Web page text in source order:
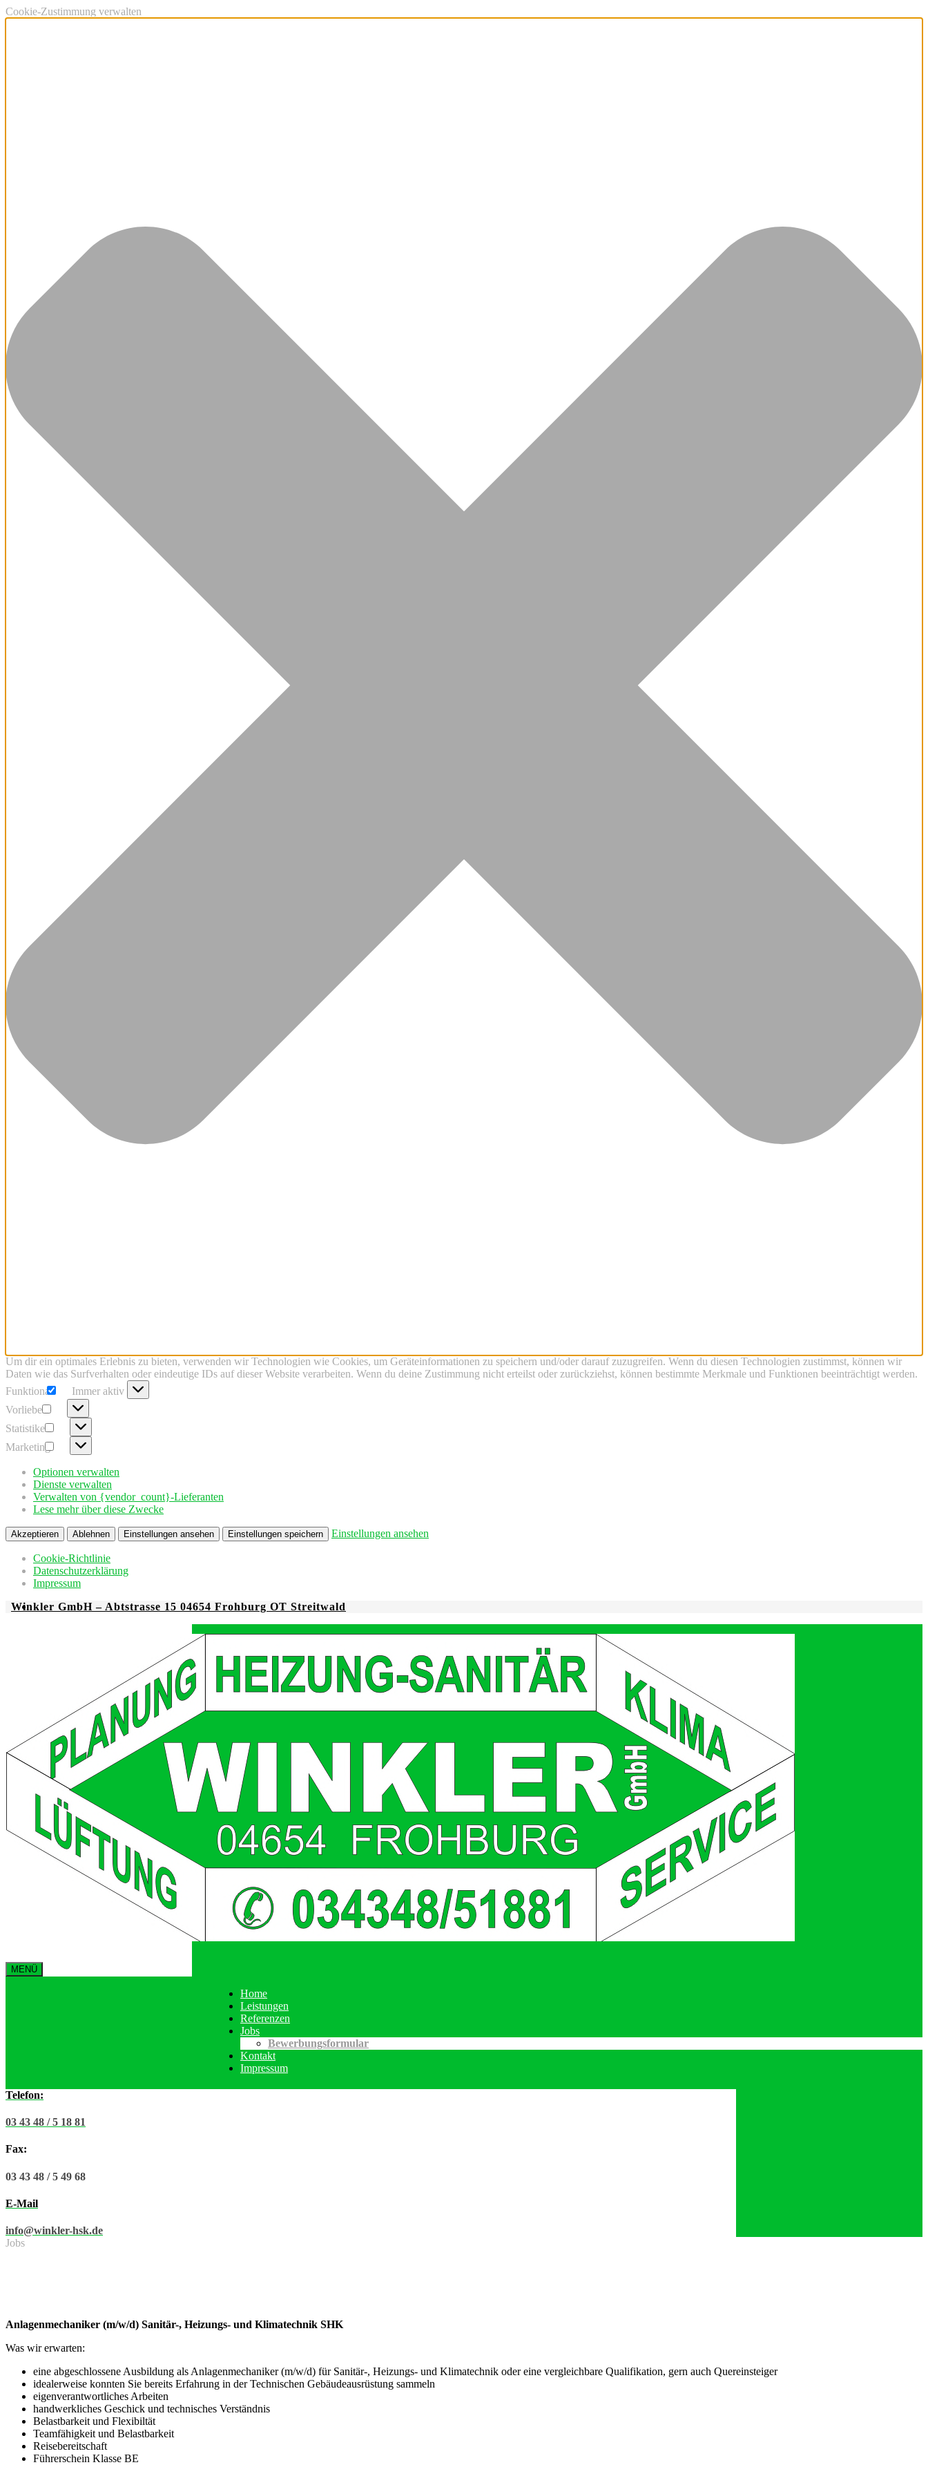
Cookie-Zustimmung verwalten
Um dir ein optimales Erlebnis zu bieten, verwenden wir Technologien wie Cookies, um Geräteinformationen zu speichern und/oder darauf zuzugreifen. Wenn du diesen Technologien zustimmst, können wir
Daten wie das Surfverhalten oder eindeutige IDs auf dieser Website verarbeiten. Wenn du deine Zustimmung nicht erteilst oder zurückziehst, können bestimmte Merkmale und Funktionen beeinträchtigt werden.
Funktional
Funktional
Immer aktiv
Vorlieben
Vorlieben
Statistiken Statistiken
Marketing Marketing
Optionen verwalten
Dienste verwalten
Verwalten von {vendor_count}-Lieferanten
Lese mehr über diese Zwecke
Akzeptieren Ablehnen Einstellungen ansehen Einstellungen speichern Einstellungen ansehen
Cookie-Richtlinie
Datenschutzerklärung
Impressum
Winkler GmbH – Abtstrasse 15 04654 Frohburg OT Streitwald
MENÜ
Home
Leistungen
Referenzen
Jobs
Bewerbungsformular
Kontakt
Impressum
Telefon:
03 43 48 / 5 18 81
Fax:
03 43 48 / 5 49 68
E-Mail
info@winkler-hsk.de
Jobs
Anlagenmechaniker (m/w/d) Sanitär-, Heizungs- und Klimatechnik SHK
Was wir erwarten:
eine abgeschlossene Ausbildung als Anlagenmechaniker (m/w/d) für Sanitär-, Heizungs- und Klimatechnik oder eine vergleichbare Qualifikation, gern auch Quereinsteiger
idealerweise konnten Sie bereits Erfahrung in der Technischen Gebäudeausrüstung sammeln
eigenverantwortliches Arbeiten
handwerkliches Geschick und technisches Verständnis
Belastbarkeit und Flexibiltät
Teamfähigkeit und Belastbarkeit
Reisebereitschaft
Führerschein Klasse BE